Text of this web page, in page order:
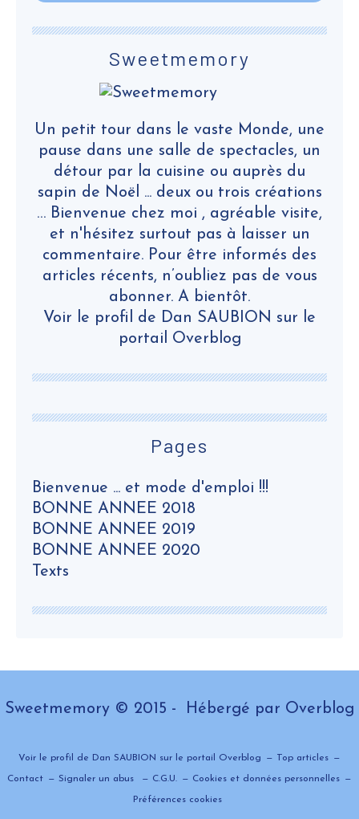
Pages
Bienvenue ... et mode d'emploi !!!
BONNE ANNEE 2018
BONNE ANNEE 2019
BONNE ANNEE 2020
Texts
Sweetmemory
Un petit tour dans le vaste Monde, une
pause dans une salle de spectacles, un
détour par la cuisine ou auprès du
sapin de Noël ... deux ou trois créations
… Bienvenue chez moi , agréable visite,
et n'hésitez surtout pas à laisser un
commentaire. Pour être informés des
articles récents, n’oubliez pas de vous
abonner. A bientôt.
Voir le profil de Dan SAUBION sur le
portail Overblog
Sweetmemory © 2015 - Hébergé par Overblog
Voir le profil de Dan SAUBION sur le portail Overblog Top articles
Contact Signaler un abus C.G.U. Cookies et données personnelles
Préférences cookies